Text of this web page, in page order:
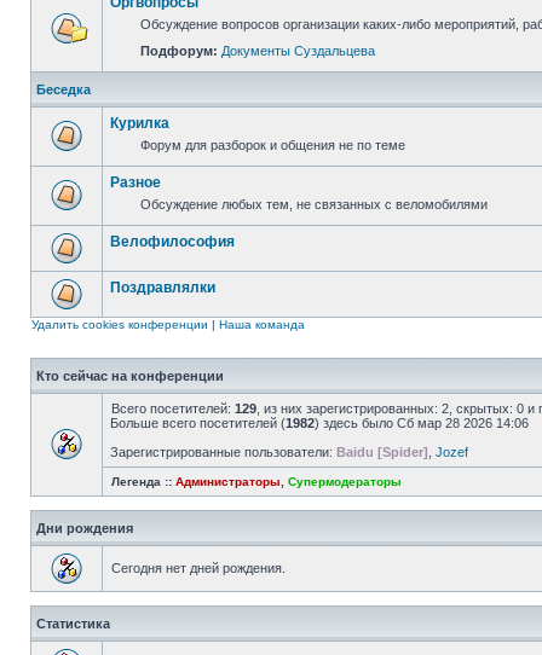
Обсуждение вопросов организации каких-либо мероприятий,
Подфорум: Документы Суздальцева
Беседка
Курилка
Форум для разборок и общения не по теме
Разное
Обсуждение любых тем, не связанных с веломобилями
Велофилософия
Поздравлялки
Удалить cookies конференции | Наша команда
Кто сейчас на конференции
Всего посетителей: 129 , из них зарегистрированных: 2, скрытых: 0
Больше всего посетителей (1982) здесь было Сб мар 28 2026 14:06
Зарегистрированные пользователи: Baidu [Spider] Jozef
Легенда :: Администраторы Супермодераторы
Дни рождения
Сегодня нет дней рождения.
Статистика